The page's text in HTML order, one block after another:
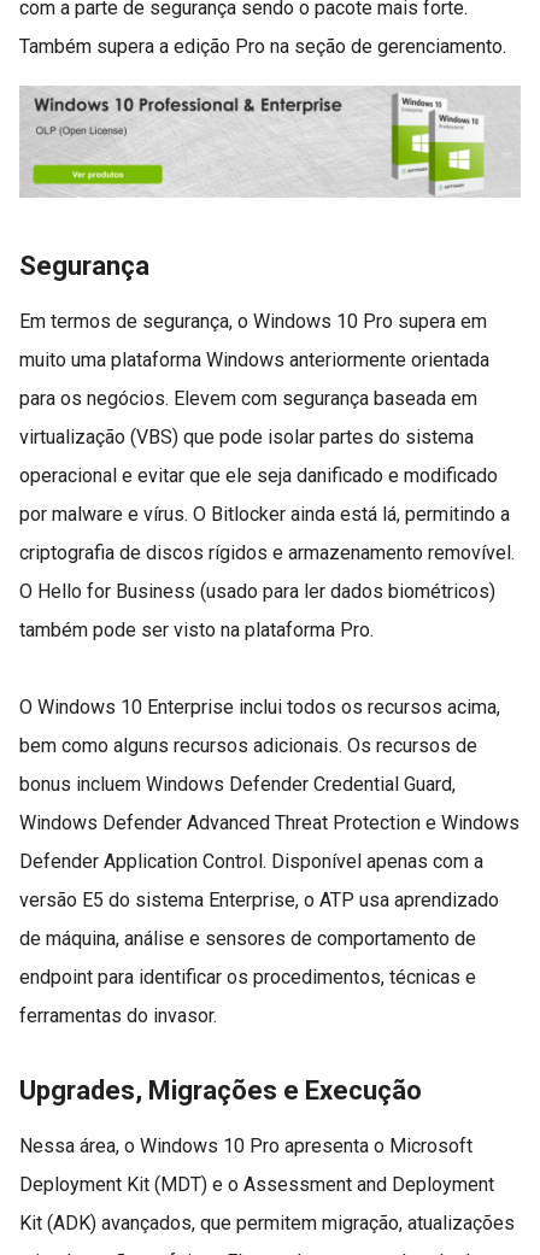
com a parte de segurança sendo o pacote mais forte.
Também supera a edição Pro na seção de gerenciamento.
Segurança
Em termos de segurança, o Windows 10 Pro supera em
muito uma plataforma Windows anteriormente orientada
para os negócios. Elevem com segurança baseada em
virtualização (VBS) que pode isolar partes do sistema
operacional e evitar que ele seja danificado e modificado
por malware e vírus. O Bitlocker ainda está lá, permitindo a
criptografia de discos rígidos e armazenamento removível.
O Hello for Business (usado para ler dados biométricos)
também pode ser visto na plataforma Pro.
O Windows 10 Enterprise inclui todos os recursos acima,
bem como alguns recursos adicionais. Os recursos de
bonus incluem Windows Defender Credential Guard,
Windows Defender Advanced Threat Protection e Windows
Defender Application Control. Disponível apenas com a
versão E5 do sistema Enterprise, o ATP usa aprendizado
de máquina, análise e sensores de comportamento de
endpoint para identificar os procedimentos, técnicas e
ferramentas do invasor.
Upgrades, Migrações e Execução
Nessa área, o Windows 10 Pro apresenta o Microsoft
Deployment Kit (MDT) e o Assessment and Deployment
Kit (ADK) avançados, que permitem migração, atualizações